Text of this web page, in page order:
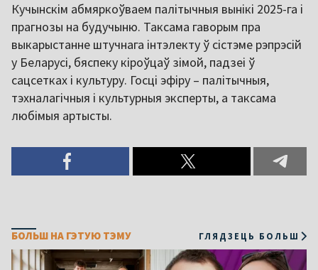
Кучынскім абмяркоўваем палітычныя вынікі 2025-га і
прагнозы на будучыню. Таксама гаворым пра
выкарыстанне штучнага інтэлекту ў сістэме рэпрэсій
у Беларусі, бяспеку кіроўцаў зімой, падзеі ў
сацсетках і культуру. Госці эфіру – палітычныя,
тэхналагічныя і культурныя эксперты, а таксама
любімыя артысты.
БОЛЬШ НА ГЭТУЮ ТЭМУ ГЛЯДЗЕЦЬ БОЛЬШ